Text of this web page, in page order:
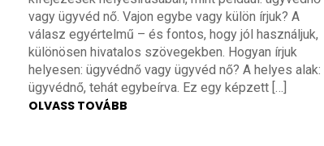
vagy ügyvéd nő. Vajon egybe vagy külön írjuk? A
válasz egyértelmű – és fontos, hogy jól használjuk,
különösen hivatalos szövegekben. Hogyan írjuk
helyesen: ügyvédnő vagy ügyvéd nő? A helyes alak:
ügyvédnő, tehát egybeírva. Ez egy képzett […]
OLVASS TOVÁBB